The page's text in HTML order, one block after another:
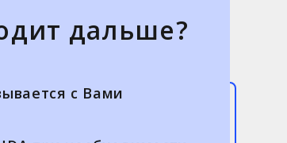
дальше?
с Вами